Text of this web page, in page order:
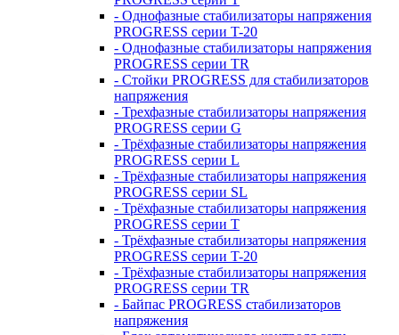
- Однофазные стабилизаторы напряжения
PROGRESS серии T-20
- Однофазные стабилизаторы напряжения
PROGRESS серии TR
- Стойки PROGRESS для стабилизаторов
напряжения
- Трехфазные стабилизаторы напряжения
PROGRESS серии G
- Трёхфазные стабилизаторы напряжения
PROGRESS серии L
- Трёхфазные стабилизаторы напряжения
PROGRESS серии SL
- Трёхфазные стабилизаторы напряжения
PROGRESS серии T
- Трёхфазные стабилизаторы напряжения
PROGRESS серии T-20
- Трёхфазные стабилизаторы напряжения
PROGRESS серии TR
- Байпас PROGRESS стабилизаторов
напряжения